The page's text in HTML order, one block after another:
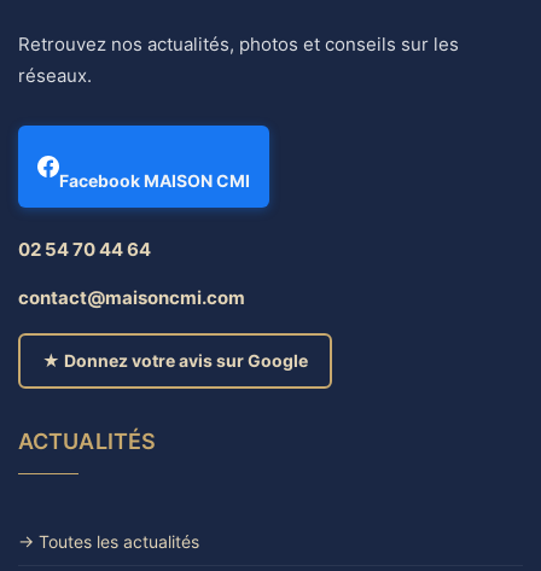
Retrouvez nos actualités, photos et conseils sur les
réseaux.
Facebook MAISON CMI
02 54 70 44 64
contact@maisoncmi.com
★ Donnez votre avis sur Google
ACTUALITÉS
→ Toutes les actualités